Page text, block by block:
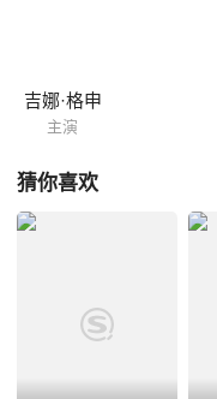
吉娜·格申
主演
猜你喜欢